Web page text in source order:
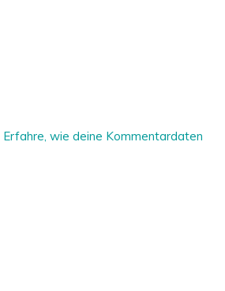
Erfahre, wie deine Kommentardaten